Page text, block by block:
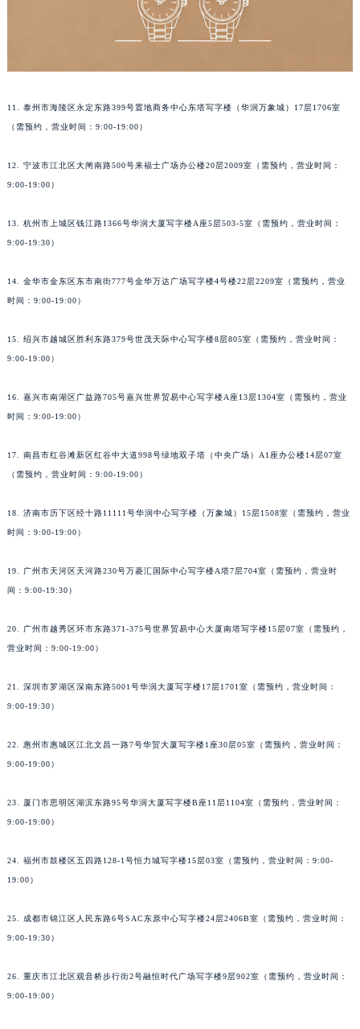
11. 泰州市海陵区永定东路399号置地商务中心东塔写字楼（华润万象城）17层1706室
（需预约，营业时间：9:00-19:00）
12. 宁波市江北区大闸南路500号来福士广场办公楼20层2009室（需预约，营业时间：
9:00-19:00）
13. 杭州市上城区钱江路1366号华润大厦写字楼A座5层503-5室（需预约，营业时间：
9:00-19:30）
14. 金华市金东区东市南街777号金华万达广场写字楼4号楼22层2209室（需预约，营业
时间：9:00-19:00）
15. 绍兴市越城区胜利东路379号世茂天际中心写字楼8层805室（需预约，营业时间：
9:00-19:00）
16. 嘉兴市南湖区广益路705号嘉兴世界贸易中心写字楼A座13层1304室（需预约，营业
时间：9:00-19:00）
17. 南昌市红谷滩新区红谷中大道998号绿地双子塔（中央广场）A1座办公楼14层07室
（需预约，营业时间：9:00-19:00）
18. 济南市历下区经十路11111号华润中心写字楼（万象城）15层1508室（需预约，营业
时间：9:00-19:00）
19. 广州市天河区天河路230号万菱汇国际中心写字楼A塔7层704室（需预约，营业时
间：9:00-19:30）
20. 广州市越秀区环市东路371-375号世界贸易中心大厦南塔写字楼15层07室（需预约，
营业时间：9:00-19:00）
21. 深圳市罗湖区深南东路5001号华润大厦写字楼17层1701室（需预约，营业时间：
9:00-19:30）
22. 惠州市惠城区江北文昌一路7号华贸大厦写字楼1座30层05室（需预约，营业时间：
9:00-19:00）
23. 厦门市思明区湖滨东路95号华润大厦写字楼B座11层1104室（需预约，营业时间：
9:00-19:00）
24. 福州市鼓楼区五四路128-1号恒力城写字楼15层03室（需预约，营业时间：9:00-
19:00）
25. 成都市锦江区人民东路6号SAC东原中心写字楼24层2406B室（需预约，营业时间：
9:00-19:30）
26. 重庆市江北区观音桥步行街2号融恒时代广场写字楼9层902室（需预约，营业时间：
9:00-19:00）